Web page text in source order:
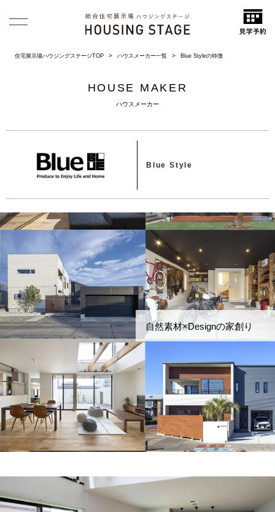
住宅展示場ハウジングステージTOP ハウスメーカー一覧 Blue Styleの特徴
HOUSE MAKER
ハウスメーカー
Blue Style
自然素材×Designの家創り